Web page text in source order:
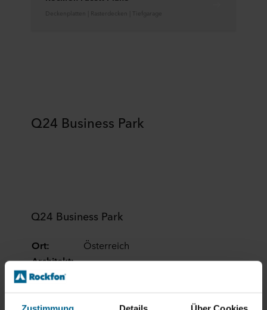
Deckenplatten | Rasterdecken | Tiefgarage
Q24 Business Park
Q24 Business Park
Ort:
Österreich
Architekt:
-
Fotograf:
Rockfon Pagos® Oris,Rockfon®
Facett Plano